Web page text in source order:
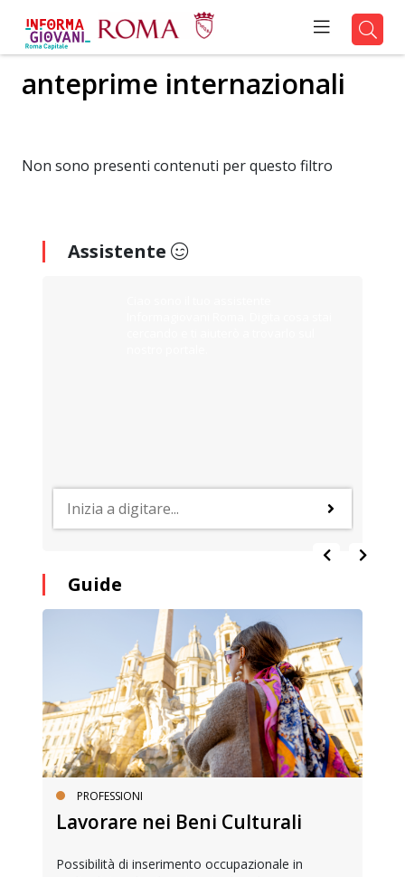
anteprime internazionali
Non sono presenti contenuti per questo filtro
Assistente
Guide
PROFESSIONI
Lavorare nei Beni Culturali
Possibilità di inserimento occupazionale in